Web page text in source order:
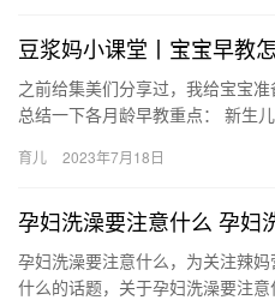
豆浆妈小课堂丨宝宝早教
之前给集美们分享过，我给宝宝
总结一下各月龄早教重点： 新生
宝…
育儿 2023年7月18日
孕妇洗澡要注意什么 孕妇
孕妇洗澡要注意什么，为关注辣
什么的话题，关于孕妇洗澡要注